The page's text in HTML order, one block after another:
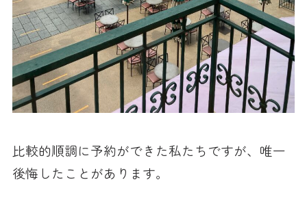
比較的順調に予約ができた私たちですが、唯一
後悔したことがあります。